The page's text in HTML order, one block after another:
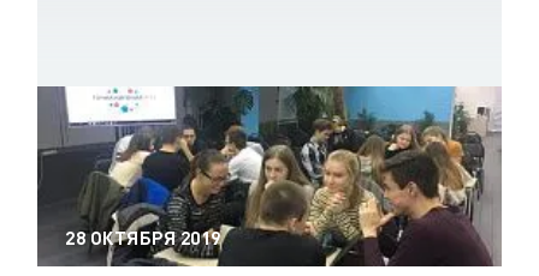
28 ОКТЯБРЯ 2019